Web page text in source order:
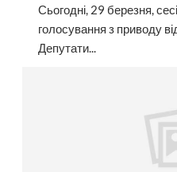
Сьогодні, 29 березня,
голосування з приводу
Депутати...